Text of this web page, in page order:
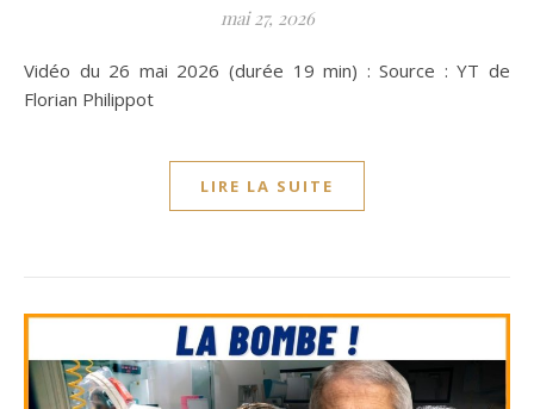
mai 27, 2026
Vidéo du 26 mai 2026 (durée 19 min) : Source : YT de
Florian Philippot
LIRE LA SUITE